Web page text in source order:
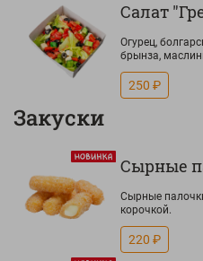
Салат
Огурец,
брынза,
250 ₽
Закуски
Сырные
Сырные
корочкой.
220 ₽